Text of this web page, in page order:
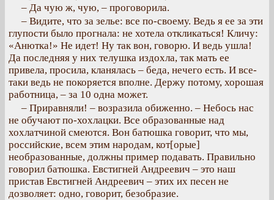
– Да чую ж, чую, – проговорила.
– Видите, что за зелье: все по-своему. Ведь я ее за эти
глупости было прогнала: не хотела откликаться! Кличу:
«Анютка!» Не идет! Ну так вон, говорю. И ведь ушла!
Да последняя у них телушка издохла, так мать ее
привела, просила, кланялась – беда, нечего есть. И все-
таки ведь не покоряется вполне. Держу потому, хорошая
работница, – за 10 одна может.
– Приравняли! – возразила обиженно. – Небось нас
не обучают по-хохлацки. Все образованные над
хохлатчиной смеются. Вон батюшка говорит, что мы,
российские, всем этим народам, кот[орые]
необразованные, должны пример подавать. Правильно
говорил батюшка. Евстигней Андреевич – это наш
пристав Евстигней Андреевич – этих их песен не
дозволяет: одно, говорит, безобразие.